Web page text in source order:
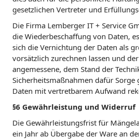
gesetzlichen Vertreter und
Die Firma Lemberger IT + Service
die Wiederbeschaffung von Daten,
sich die Vernichtung der Daten als
vorsätzlich zurechnen lassen und
angemessene, dem Stand der
Sicherheitsmaßnahmen dafür Sorge
Daten mit vertretbarem Aufwand
§6 Gewährleistung und Widerruf
Die Gewährleistungsfrist für
ein Jahr ab Übergabe der Ware an